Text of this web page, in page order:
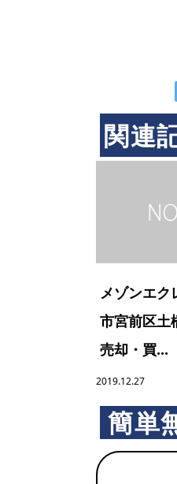
関連
メゾンエク
市宮前区
売却・買...
2019.12.27
簡単